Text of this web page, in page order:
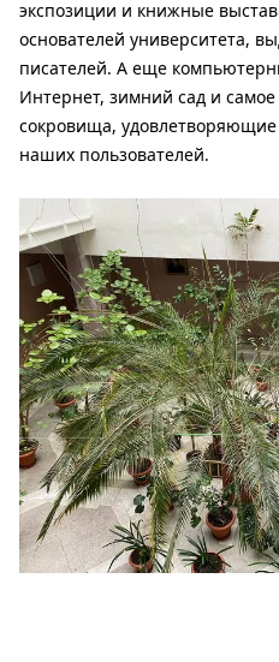
экспозиции и книжные
основателей университета,
писателей. А еще
Интернет, зимний сад и
сокровища,
наших пользователей.